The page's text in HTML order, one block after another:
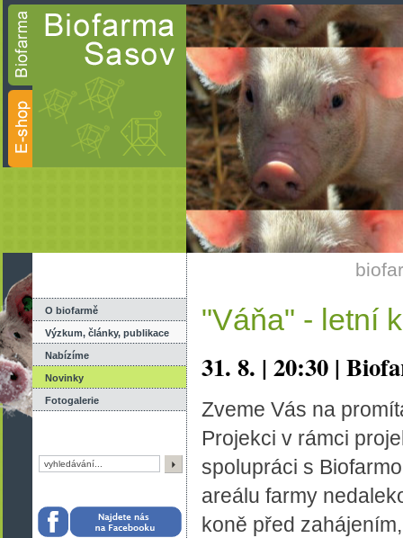
O biofarmě
Výzkum, články, publikace
Nabízíme
Novinky
Fotogalerie
"Váňa" - letní
31. 8. | 20:30 |
Zveme Vás na
Projekci v rámci
spolupráci s
areálu farmy
koně před